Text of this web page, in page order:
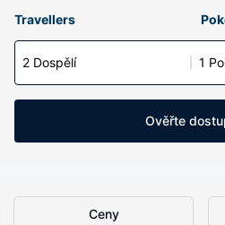
Travellers
2 Dospělí 1
Ověřte
Ceny